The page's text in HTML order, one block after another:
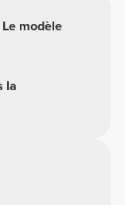
la
modèle